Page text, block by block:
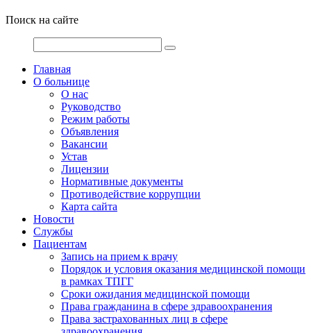
Поиск на сайте
Главная
О больнице
О нас
Руководство
Режим работы
Объявления
Вакансии
Устав
Лицензии
Нормативные документы
Противодействие коррупции
Карта сайта
Новости
Службы
Пациентам
Запись на прием к врачу
Порядок и условия оказания медицинской помощи
в рамках ТПГГ
Сроки ожидания медицинской помощи
Права гражданина в сфере здравоохранения
Права застрахованных лиц в сфере